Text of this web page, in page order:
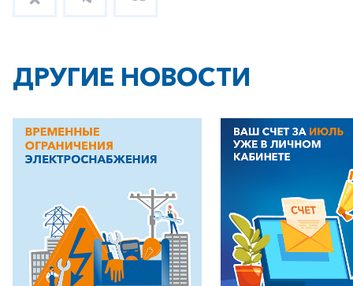
Заказать обратный звонок
Частным клиентам
Корпоративным клиентам
ДРУГИЕ НОВОСТИ